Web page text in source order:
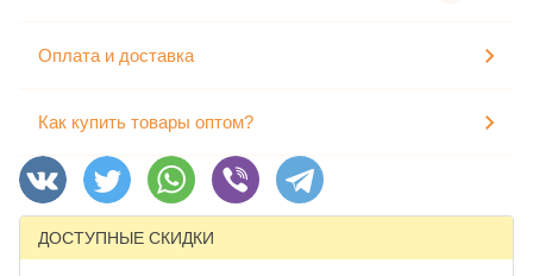
Оплата и доставка
Как купить товары оптом?
ДОСТУПНЫЕ СКИДКИ